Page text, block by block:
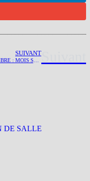
SUIVANT
NOVEMBRE : MOIS SANS TABAC
DE SALLE